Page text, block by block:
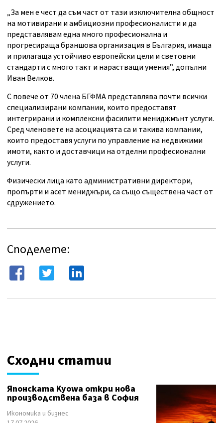
„За мен е чест да съм част от тази изключителна общност
на мотивирани и амбициозни професионалисти и да
представлявам една много професионална и
прогресираща браншова организация в България, имаща
и прилагаща устойчиво европейски цели и световни
стандарти с много такт и нарастващи умения”, допълни
Иван Велков.
С повече от 70 члена БГФМА представлява почти всички
специализирани компании, които предоставят
интегрирани и комплексни фасилити мениджмънт услуги.
Сред членовете на асоциацията са и такива компании,
които предоставя услуги по управление на недвижими
имоти, както и доставчици на отделни професионални
услуги.
Физически лица като административни директори,
пропърти и асет мениджъри, са също съществена част от
сдружението.
Споделете:
Сходни статии
Японската Kyowa откри нова
производствена база в София
Икономика и бизнес